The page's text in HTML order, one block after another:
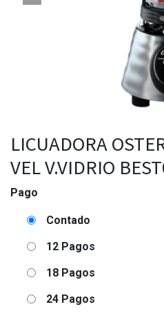
LICUADORA
VEL V.VIDRIO
Pago
Contado
12 Pagos
18 Pagos
24 Pagos